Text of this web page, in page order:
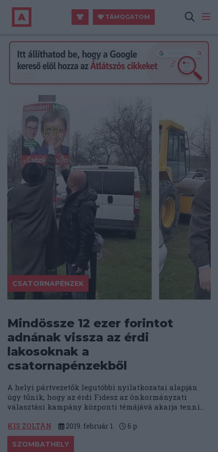
TÁMOGATOM
CSATORNAPÉNZEK
Mindössze 12 ezer forintot
adnának vissza az érdi
lakosoknak a
csatornapénzekből
A helyi pártvezetők legutóbbi nyilatkozatai alapján
úgy tűnik, hogy az érdi Fidesz az önkormányzati
választási kampány központi témájává akarja tenni...
KIS ZOLTÁN 2019. február 1. 6 p
SZOMBATHELY